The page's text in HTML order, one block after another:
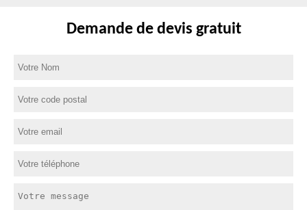
Demande de devis gratuit